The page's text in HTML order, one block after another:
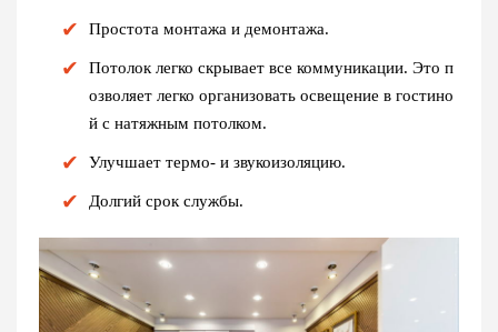
Простота монтажа и демонтажа.
Потолок легко скрывает все коммуникации. Это п
озволяет легко организовать освещение в гостино
й с натяжным потолком.
Улучшает термо- и звукоизоляцию.
Долгий срок службы.